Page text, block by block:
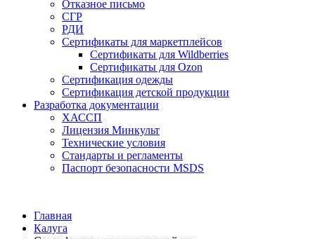
Отказное письмо
СГР
РДИ
Сертификаты для маркетплейсов
Сертификаты для Wildberries
Сертификаты для Ozon
Сертификация одежды
Сертификация детской продукции
Разработка документации
ХАССП
Лицензия Минкульт
Технические условия
Стандарты и регламенты
Паспорт безопасности MSDS
Главная
Калуга